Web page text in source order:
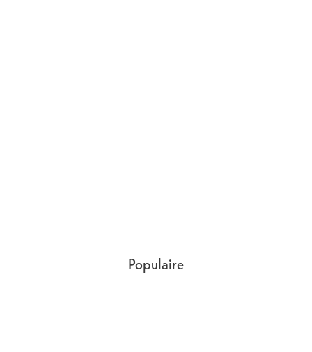
Populaire